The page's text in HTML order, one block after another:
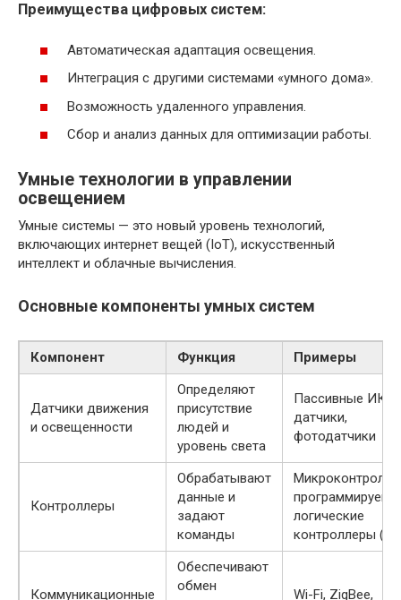
Преимущества цифровых систем:
Автоматическая адаптация освещения.
Интеграция с другими системами «умного дома».
Возможность удаленного управления.
Сбор и анализ данных для оптимизации работы.
Умные технологии в управлении
освещением
Умные системы — это новый уровень технологий,
включающих интернет вещей (IoT), искусственный
интеллект и облачные вычисления.
Основные компоненты умных систем
Компонент Функция Примеры
Датчики движения
и освещенности
Определяют
присутствие
людей и
уровень света
Пассивные ИК-
датчики,
фотодатчики
Контроллеры
Обрабатывают
данные и
задают
команды
логические
контроллеры
Коммуникационные
Обеспечивают
обмен
Wi-Fi, ZigBee,